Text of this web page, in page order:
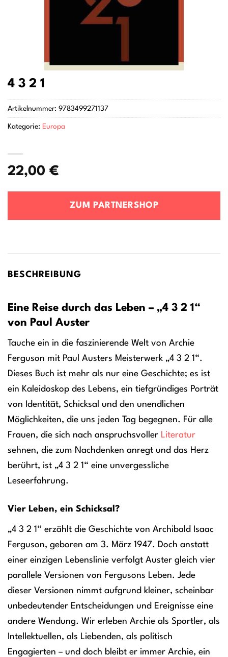
4 3 2 1
22,00 €
ZUM PARTNERSHOP
Artikelnummer: 9783499271137
Kategorie: Europa
BESCHREIBUNG
Eine Reise durch das Leben – „4 3 2 1“
von Paul Auster
Tauche ein in die faszinierende Welt von Archie
Ferguson mit Paul Austers Meisterwerk „4 3 2 1“.
Dieses Buch ist mehr als nur eine Geschichte; es ist
ein Kaleidoskop des Lebens, ein tiefgründiges Porträt
von Identität, Schicksal und den unendlichen
Möglichkeiten, die uns jeden Tag begegnen. Für alle
Frauen, die sich nach anspruchsvoller Literatur
sehnen, die zum Nachdenken anregt und das Herz
berührt, ist „4 3 2 1“ eine unvergessliche
Leseerfahrung.
Vier Leben, ein Schicksal?
„4 3 2 1“ erzählt die Geschichte von Archibald Isaac
Ferguson, geboren am 3. März 1947. Doch anstatt
einer einzigen Lebenslinie verfolgt Auster gleich vier
parallele Versionen von Fergusons Leben. Jede
dieser Versionen nimmt aufgrund kleiner, scheinbar
unbedeutender Entscheidungen und Ereignisse eine
andere Wendung. Wir erleben Archie als Sportler, als
Intellektuellen, als Liebenden, als politisch
Engagierten – und doch bleibt er immer Archie, ein